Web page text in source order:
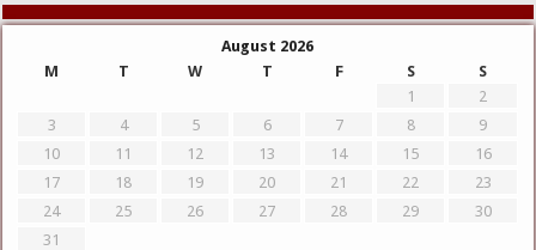
August 2026
M
T W T F S
S
1
2
3
4 5 6 7 8
9
10
11 12 13 14 15
16
17
18 19 20 21 22
23
24
25 26 27 28 29
30
31